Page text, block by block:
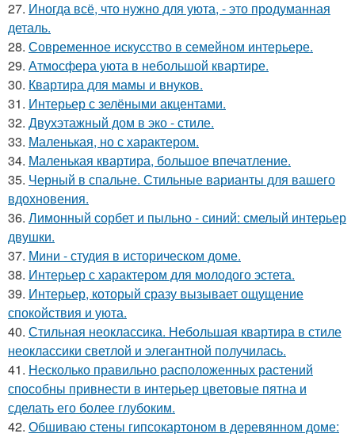
27. Иногда всё, что нужно для уюта, - это продуманная
деталь.
28. Современное искусство в семейном интерьере.
29. Атмосфера уюта в небольшой квартире.
30. Квартира для мамы и внуков.
31. Интерьер с зелёными акцентами.
32. Двухэтажный дом в эко - стиле.
33. Маленькая, но с характером.
34. Маленькая квартира, большое впечатление.
35. Черный в спальне. Стильные варианты для вашего
вдохновения.
36. Лимонный сорбет и пыльно - синий: смелый интерьер
двушки.
37. Мини - студия в историческом доме.
38. Интерьер с характером для молодого эстета.
39. Интерьер, который сразу вызывает ощущение
спокойствия и уюта.
40. Стильная неоклассика. Небольшая квартира в стиле
неоклассики светлой и элегантной получилась.
41. Несколько правильно расположенных растений
способны привнести в интерьер цветовые пятна и
сделать его более глубоким.
42. Обшиваю стены гипсокартоном в деревянном доме: